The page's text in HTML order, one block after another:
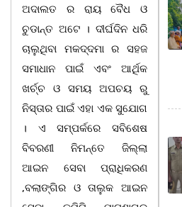
ଅଦାଲତ ର ରାୟ ବୈଧ ଓ
ଚୁଡାନ୍ତ ଅଟେ । ଦୀର୍ଘଦିନ ଧରି
ଚାଲୁଥିବା ମକଦ୍ଦମା ର ସହଜ
ସମାଧାନ ପାଇଁ ଏବଂ ଆର୍ଥିକ
ଖର୍ଚ୍ଚ ଓ ସମୟ ଅପଚୟ ରୁ
ନିସ୍ତାର ପାଇଁ ଏହା ଏକ ସୁଯୋଗ
। ଏ ସମ୍ପର୍କରେ ସବିଶେଷ
ବିବରଣୀ ନିମନ୍ତେ ଜିଲ୍ଲା
ଆଇନ ସେବା ପ୍ରାଧିକରଣ
,ବଲାଙ୍ଗିର ଓ ତାଲୁକ ଆଇନ